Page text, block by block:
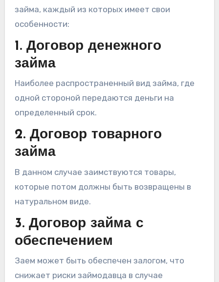
займа, каждый из которых имеет свои
особенности:
1. Договор денежного
займа
Наиболее распространенный вид займа, где
одной стороной передаются деньги на
определенный срок.
2. Договор товарного
займа
В данном случае заимствуются товары,
которые потом должны быть возвращены в
натуральном виде.
3. Договор займа с
обеспечением
Заем может быть обеспечен залогом, что
снижает риски займодавца в случае